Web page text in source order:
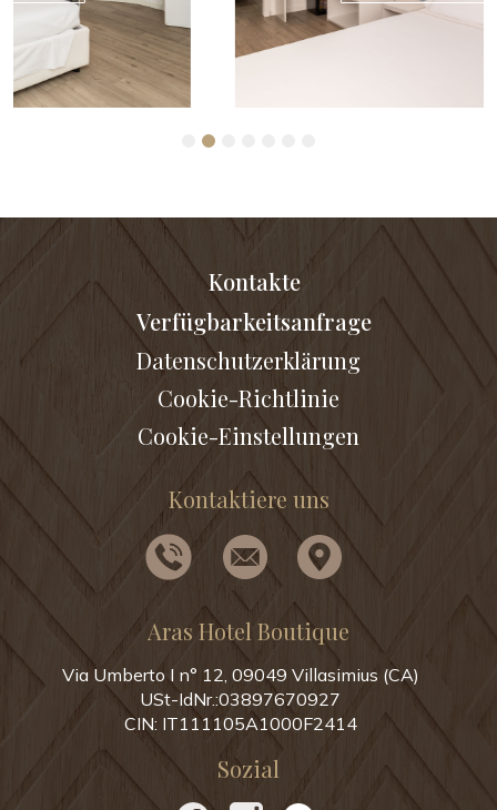
5
Kontakte
Verfügbarkeitsanfrage
Datenschutzerklärung
Cookie-Richtlinie
Cookie-Einstellungen
Kontaktiere uns
Aras Hotel Boutique
Via Umberto I n° 12, 09049 Villasimius (CA)
USt-IdNr.:03897670927
CIN: IT111105A1000F2414
Sozial